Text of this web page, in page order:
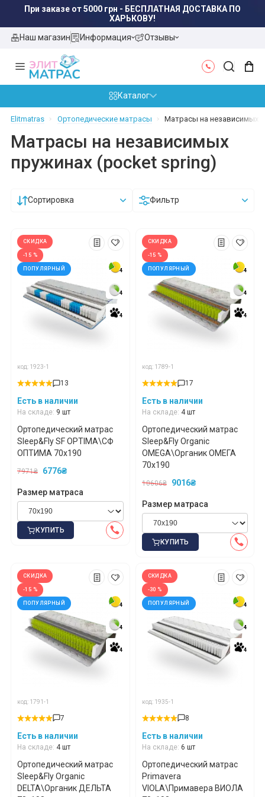
При заказе от 5000 грн - БЕСПЛАТНАЯ ДОСТАВКА ПО
ХАРЬКОВУ!
Наш магазин
Информация Отзывы
Каталог
Elitmatras Ортопедические матрасы Матрасы на независимых
Матрасы на независимых
пружинах (pocket spring)
Сортировка Фильтр
4
4
4
СКИДКА
-15 %
ПОПУЛЯРНЫЙ
код: 1923-1
13
Есть в наличии
На складе: 9 шт
4
4
4
Ортопедический матрас
Sleep&Fly SF OPTIMA\СФ
ОПТИМА 70x190
7971₴ 6776₴
Размер матраса
КУПИТЬ
4
4
4
СКИДКА
-15 %
ПОПУЛЯРНЫЙ
код: 1789-1
17
Есть в наличии
На складе: 4 шт
4
4
4
Ортопедический матрас
Sleep&Fly Organic
OMEGA\Органик ОМЕГА
70x190
10606₴ 9016₴
Размер матраса
КУПИТЬ
4
4
4
СКИДКА
-15 %
ПОПУЛЯРНЫЙ
код: 1791-1
7
Есть в наличии
На складе: 4 шт
4
4
4
Ортопедический матрас
Sleep&Fly Organic
DELTA\Органик ДЕЛЬТА
4
4
4
СКИДКА
-30 %
ПОПУЛЯРНЫЙ
код: 1935-1
8
Есть в наличии
На складе: 6 шт
4
4
4
Ортопедический матрас
Primavera
VIOLA\Примавера ВИОЛА